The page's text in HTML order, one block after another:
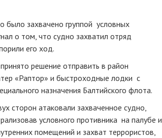
было захвачено группой условных
о том, что судно захватил отряд
его ход.
решение отправить в район
«Раптор» и быстроходные лодки с
назначения Балтийского флота.
сторон атаковали захваченное судно,
условного противника на палубе и
помещений и захват террористов,